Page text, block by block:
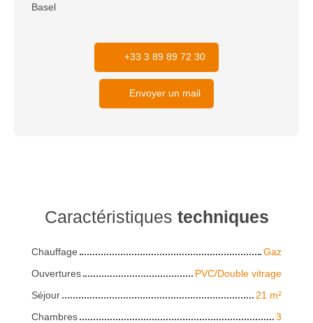
Basel
+33 3 89 89 72 30
Envoyer un mail
Caractéristiques techniques
Chauffage
Gaz
Ouvertures
PVC/Double vitrage
Séjour
21 m²
Chambres
3